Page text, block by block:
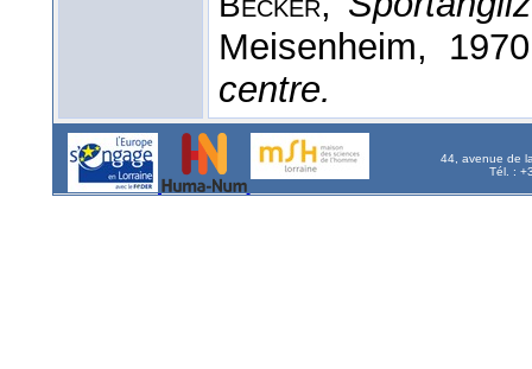
Meisenheim,
centre.
44, avenue de
Tél. :